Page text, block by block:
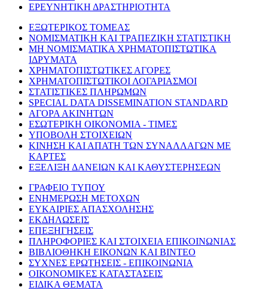
ΕΡΕΥΝΗΤΙΚΗ ΔΡΑΣΤΗΡΙΟΤΗΤΑ
ΕΞΩΤΕΡΙΚΟΣ ΤΟΜΕΑΣ
ΝΟΜΙΣΜΑΤΙΚΗ ΚΑΙ ΤΡΑΠΕΖΙΚΗ ΣΤΑΤΙΣΤΙΚΗ
ΜΗ ΝΟΜΙΣΜΑΤΙΚΑ ΧΡΗΜΑΤΟΠΙΣΤΩΤΙΚΑ
ΙΔΡΥΜΑΤΑ
ΧΡΗΜΑΤΟΠΙΣΤΩΤΙΚΕΣ ΑΓΟΡΕΣ
ΧΡΗΜΑΤΟΠΙΣΤΩΤΙΚΟΙ ΛΟΓΑΡΙΑΣΜΟΙ
ΣΤΑΤΙΣΤΙΚΕΣ ΠΛΗΡΩΜΩΝ
SPECIAL DATA DISSEMINATION STANDARD
ΑΓΟΡΑ ΑΚΙΝΗΤΩΝ
ΕΣΩΤΕΡΙΚΗ ΟΙΚΟΝΟΜΙΑ - ΤΙΜΕΣ
ΥΠΟΒΟΛΗ ΣΤΟΙΧΕΙΩΝ
ΚΙΝΗΣΗ ΚΑΙ ΑΠΑΤΗ ΤΩΝ ΣΥΝΑΛΛΑΓΩΝ ΜΕ
ΚΑΡΤΕΣ
ΕΞΕΛΙΞΗ ΔΑΝΕΙΩΝ ΚΑΙ ΚΑΘΥΣΤΕΡΗΣΕΩΝ
ΓΡΑΦΕΙΟ ΤΥΠΟΥ
ΕΝΗΜΕΡΩΣΗ ΜΕΤΟΧΩΝ
ΕΥΚΑΙΡΙΕΣ ΑΠΑΣΧΟΛΗΣΗΣ
ΕΚΔΗΛΩΣΕΙΣ
ΕΠΕΞΗΓΗΣΕΙΣ
ΠΛΗΡΟΦΟΡΙΕΣ ΚΑΙ ΣΤΟΙΧΕΙΑ ΕΠΙΚΟΙΝΩΝΙΑΣ
ΒΙΒΛΙΟΘΗΚΗ ΕΙΚΟΝΩΝ ΚΑΙ ΒΙΝΤΕΟ
ΣΥΧΝΕΣ ΕΡΩΤΗΣΕΙΣ - ΕΠΙΚΟΙΝΩΝΙΑ
ΟΙΚΟΝΟΜΙΚΕΣ ΚΑΤΑΣΤΑΣΕΙΣ
ΕΙΔΙΚΑ ΘΕΜΑΤΑ